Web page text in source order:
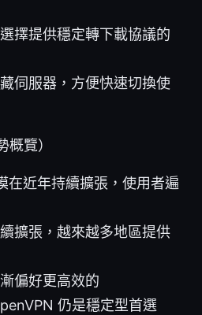
擇提供穩定轉下載協議的
伺服器，方便快速切換使
覽）
在近年持續擴張，使用者遍
擴張，越來越多地區提供
偏好更高效的
仍是穩定型首選